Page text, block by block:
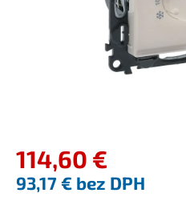
114,60 €
93,17 € bez DPH